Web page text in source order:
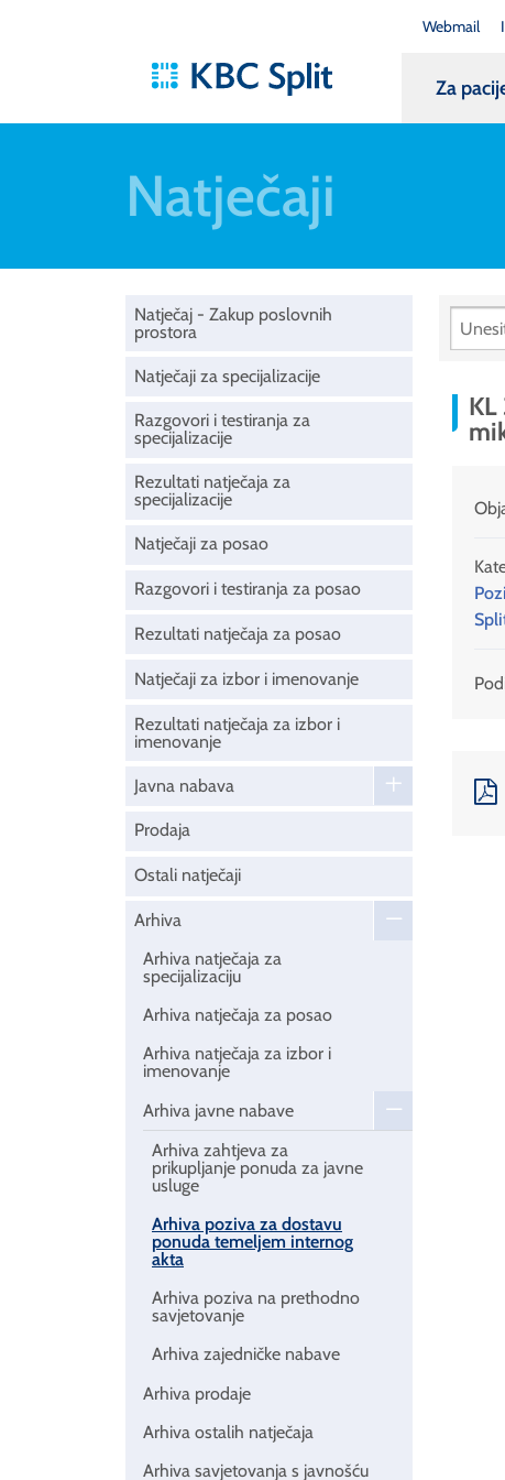
Webmail
Za
Natječaji
Natječaj - Zakup poslovnih
prostora
Natječaji za specijalizacije
Razgovori i testiranja za
specijalizacije
Rezultati natječaja za
specijalizacije
Natječaji za posao
Razgovori i testiranja za posao
Rezultati natječaja za posao
Natječaji za izbor i imenovanje
Rezultati natječaja za izbor i
imenovanje
Javna nabava
Prodaja
Ostali natječaji
Arhiva
Arhiva natječaja za
specijalizaciju
Arhiva natječaja za posao
Arhiva natječaja za izbor i
imenovanje
Arhiva javne nabave
Arhiva zahtjeva za
prikupljanje ponuda za javne
usluge
Arhiva poziva za dostavu
ponuda temeljem internog
akta
Arhiva poziva na prethodno
savjetovanje
Arhiva zajedničke nabave
Arhiva prodaje
Arhiva ostalih natječaja
Arhiva savjetovanja s javnošću